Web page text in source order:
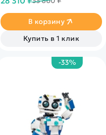
амортизаторы и полный
В корзину
Купить в 1 клик
-33%